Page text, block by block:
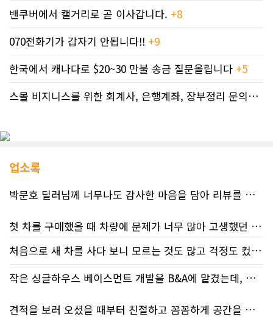
밴쿠버에서 캘거리로 곧 이사갑니다. +8
070전화기가 갑자기 안됩니다!! +9
한국에서 캐나다로 $20~30 만불 송금 질문올립니다 +5
스몰 비지니스를 위한 회계사, 은행계좌, 장부정리 문의드립니다.
업소록
박문호 딜러님께 너무나도 감사한 마음을 담아 리뷰를 남깁니다.
첫 차를 구매했을 때 차량에 문제가 너무 많아 고생했던 경험이 있어서, 이번에는 정말 신중하게 고민하고 꼼꼼하게 알아본 후 차를 구매하고 싶었습니다. 그러던 중 사우스포인트의 박문호 딜러님을 만나면서 그동안의 고민이 모두 해결되었습니다.
처음 차량을 선택하는 과정부터 저에게 맞는 차량을 추천해 주셨고, 그 차량의 장단점과 다양한 기능까지 하나하나 자세하게 설명해 주셔서 큰 도움이 되었습니다. 원래는 새 차를 받기까지 4~5개월 정도 기다려야 한다고 들었는데, 딜러님의 노력 덕분에 한 달 만에 차량을 받을 수 있었습니다. 처음으로 새 차를 사다 보니 모르는 것도 많고 걱정도 컸는데 박문호 딜러님 덕분에 전 과정이 너무나 편안하고 만족스러웠습니다! 상담하는 내내 꼼꼼하게 설명해 주신 것은 물론, 복잡한 서류 절차와 차량 옵션 체크까지 세심하게 챙겨주셔서 마음이 정말 든든했습니다. 차량 출고 날에도 긴 시간 할애해 가며 기능을 친절하게 하나하나 설명해 주셔서 큰 도움이 되었는데요, 특히 정비사 출신이셔서 그런지 디테일한 부분까지 전문적으로 말씀해 주셔서 신뢰가 팍팍 갔습니다 ?? 다른분 리뷰에도 있지만 마지막에 "진짜 서비스는 이제부터 시작"이라는 진심어린 말씀에는 깊은 감동을 받았습니다. 앞으로 주변에 차 구매하려는 분이 있다면 무조건 박문호 딜러님 강력 추천입니다! 신경 써주셔서 진심으로 감사드리며, 늘 건강하시고 번창하시길 바랍니다 :)
작은 싱글하우스 베이스먼트 개발을 B&A에 맡겼는데, 처음부터 끝까지 정말 만족스러운 경험이었습니다.
견적을 보러 오셨을 때부터 친절하고 꼼꼼하게 공간을 확인해 주셨고, 여러 옵션이 포함된 견적 금액도 다른 업체들과 비교했을 때 매우 합리적이었습니다.